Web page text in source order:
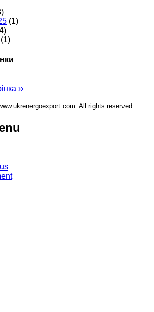
(1)
(1)
››
All rights reserved.